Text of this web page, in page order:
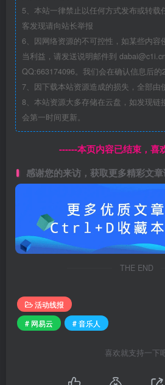
5、本站一律禁止以任何方式发布或转载
客发现请向站长举报
6、因网络资源的不可控性，如某些内容
当利益，请发送说明邮件到
QQ:663174096。我们会在确认信息后的
7、因下载本站资源造成的损失，全部由
8、本站资源大多存储在云盘，如发现链
会第一时间更新。
------本页内容已结束，喜
感谢您的来访，获取更多精彩文章
THE END
活动线报
# 网易云
# 音乐人
喜欢就支持一下